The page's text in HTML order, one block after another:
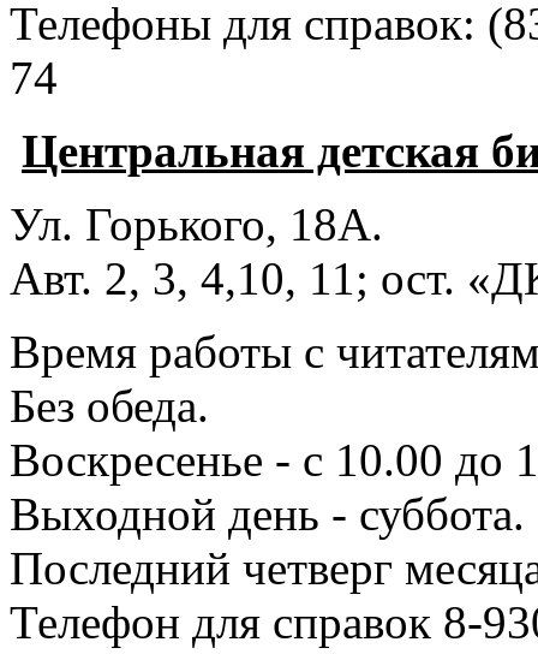
Телефоны для справок:
74
Центральная детская
Ул. Горького, 18А.
Авт. 2, 3, 4,10, 11; ост.
Время работы с
Без обеда.
Воскресенье - с 10.00 до
Выходной день - суббота.
Последний четверг
Телефон для справок 8-